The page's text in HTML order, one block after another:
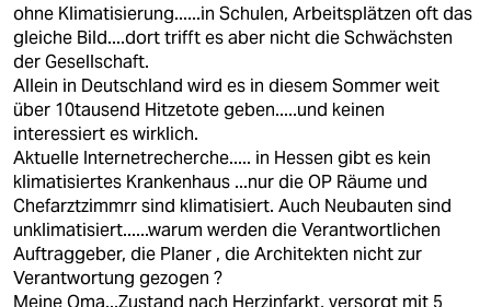
ohne Klimatisierung......in Schulen, Arbeitsplätzen oft das
gleiche Bild....dort trifft es aber nicht die Schwächsten
der Gesellschaft.
Allein in Deutschland wird es in diesem Sommer weit
über 10tausend Hitzetote geben.....und keinen
interessiert es wirklich.
Aktuelle Internetrecherche..... in Hessen gibt es kein
klimatisiertes Krankenhaus ...nur die OP Räume und
Chefarztzimmrr sind klimatisiert. Auch Neubauten sind
unklimatisiert......warum werden die Verantwortlichen
Auftraggeber, die Planer , die Architekten nicht zur
Verantwortung gezogen ?
Meine Oma...Zustand nach Herzinfarkt, versorgt mit 5